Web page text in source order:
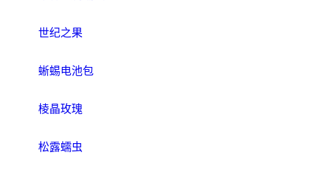
世纪之果
蜥蜴电池包
棱晶玫瑰
松露蠕虫